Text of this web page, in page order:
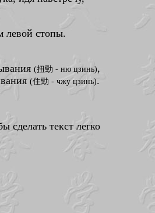
левой стопы.
(扭勁 - ню цзинь),
(住勁 - чжу цзинь).
сделать текст легко